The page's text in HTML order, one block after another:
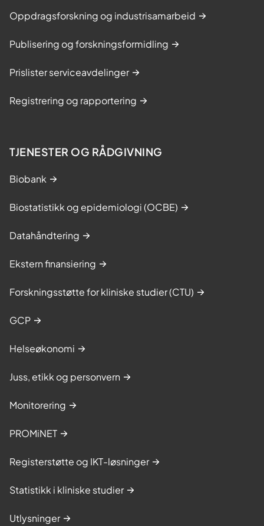
Oppdragsforskning og industrisamarbeid
Publisering og forskningsformidling
Prislister serviceavdelinger
Registrering og rapportering
TJENESTER OG RÅDGIVNING
Biobank
Biostatistikk og epidemiologi (OCBE)
Datahåndtering
Ekstern finansiering
Forskningsstøtte for kliniske studier (CTU)
GCP
Helseøkonomi
Juss, etikk og personvern
Monitorering
PROMiNET
Registerstøtte og IKT-løsninger
Statistikk i kliniske studier
Utlysninger